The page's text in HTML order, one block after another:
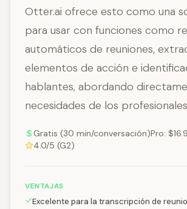
Otter.ai ofrece esto como una
para usar con funciones como
automáticos de reuniones,
elementos de acción e
hablantes, abordando
necesidades de los
Gratis (30 min/conversación)Pro:
4.0/5 (G2)
VENTAJAS
Excelente para la transcripción de